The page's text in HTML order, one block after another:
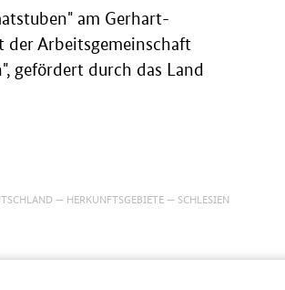
am Gerhart-
der Arbeitsgemeinschaft
gefördert durch das Land
HERKUNFTSGEBIETE
SCHLESIEN